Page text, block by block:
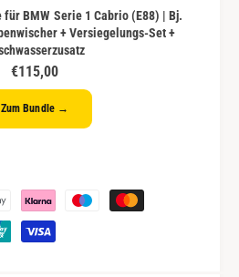
BMW Serie 1 Cabrio (E88) | Bj.
+ Versiegelungs-Set +
€115,00
Zum Bundle →